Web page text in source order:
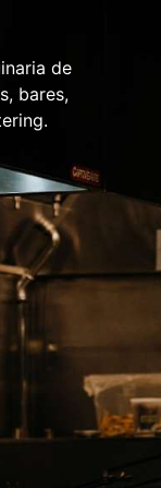
de
bares,